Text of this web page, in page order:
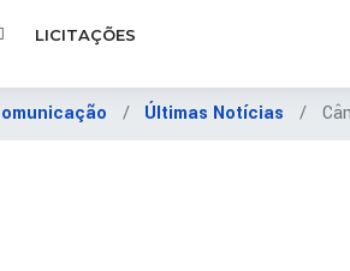
LICITAÇÕES
Últimas Notícias